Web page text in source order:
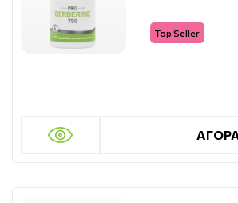
Top Seller